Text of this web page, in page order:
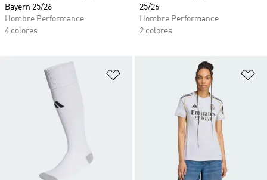
Bayern 25/26
Hombre Performance
4 colores
25/26
Hombre Performance
2 colores
Añadir a la lista de deseos